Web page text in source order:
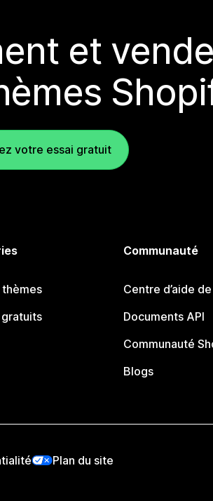
et
votre essai gratuit
thèmes
Communauté
Centre d’aide
Documents API
Communauté
Blogs
Plan du site